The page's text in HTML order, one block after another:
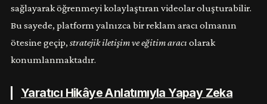
sağlayarak öğrenmeyi kolaylaştıran videolar oluşturabilir.
Bu sayede, platform yalnızca bir reklam aracı olmanın
ötesine geçip, stratejik iletişim ve eğitim aracı olarak
konumlanmaktadır.
Yaratıcı Hikâye Anlatımıyla Yapay Zeka